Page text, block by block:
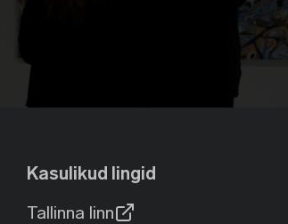
Kasulikud lingid
Tallinna linn